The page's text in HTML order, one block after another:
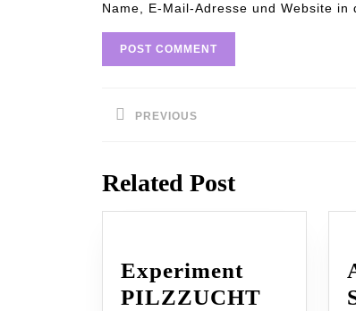
Name, E-Mail-Adresse und Website
PREVIOUS
post:
Related Post
Experiment
PILZZUCHT